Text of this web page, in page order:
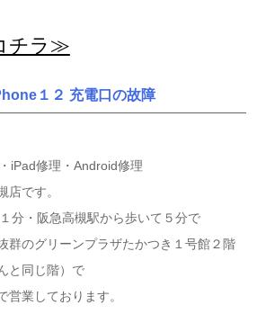
チラ≫
１２ 充電口の故障
iPad修理・Android修理
店です。
分・阪急高槻駅から歩いて５分で
群のグリーンプラザたかつき１号館２階
と同じ階）で
営業しております。